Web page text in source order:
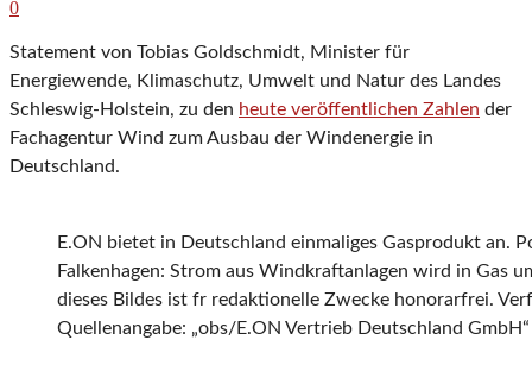
0
Statement von Tobias Goldschmidt, Minister für
Energiewende, Klimaschutz, Umwelt und Natur des Landes
Schleswig-Holstein, zu den heute veröffentlichen Zahlen der
Fachagentur Wind zum Ausbau der Windenergie in
Deutschland.
E.ON bietet in Deutschland einmaliges Gasprodukt an.
Falkenhagen: Strom aus Windkraftanlagen wird in Gas
dieses Bildes ist fr redaktionelle Zwecke honorarfrei.
Quellenangabe: „obs/E.ON Vertrieb Deutschland GmbH“